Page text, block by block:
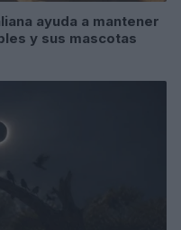
ayuda a mantener
y sus mascotas